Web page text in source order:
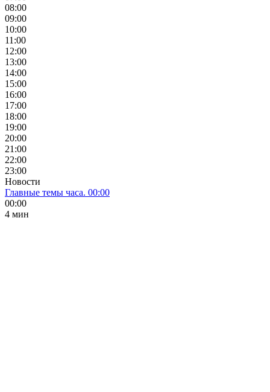
08:00
09:00
10:00
11:00
12:00
13:00
14:00
15:00
16:00
17:00
18:00
19:00
20:00
21:00
22:00
23:00
Новости
Главные темы часа. 00:00
00:00
4 мин